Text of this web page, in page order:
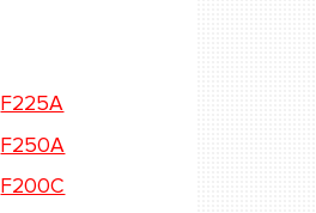
F225A
F250A
F200C